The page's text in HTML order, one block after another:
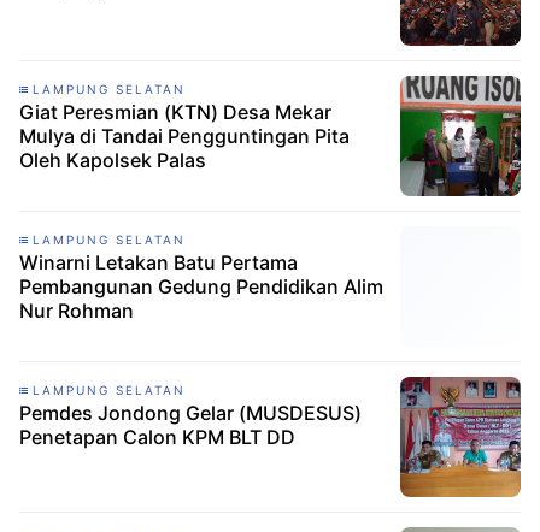
LAMPUNG SELATAN
Giat Peresmian (KTN) Desa Mekar
Mulya di Tandai Pengguntingan Pita
Oleh Kapolsek Palas
LAMPUNG SELATAN
Winarni Letakan Batu Pertama
Pembangunan Gedung Pendidikan Alim
Nur Rohman
LAMPUNG SELATAN
Pemdes Jondong Gelar (MUSDESUS)
Penetapan Calon KPM BLT DD